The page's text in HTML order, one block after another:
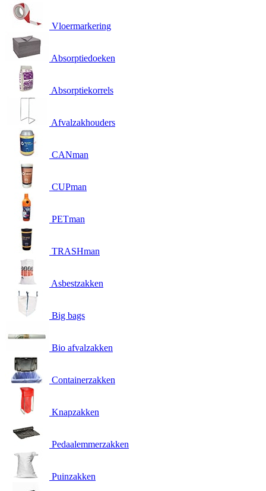
Vloermarkering
Absorptiedoeken
Absorptiekorrels
Afvalzakhouders
CANman
CUPman
PETman
TRASHman
Asbestzakken
Big bags
Bio afvalzakken
Containerzakken
Knapzakken
Pedaalemmerzakken
Puinzakken